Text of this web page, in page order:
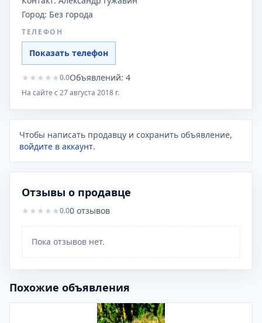
Город: Без города
ТЕЛЕФОН
Показать телефон
★ ★ ★ ★ ★0.0Объявлений: 4
На сайте с27 августа 2018 г.
Чтобы написать продавцу и сохранить объявление,
войдите в аккаунт.
Отзывы о продавце
★ ★ ★ ★ ★0.00 отзывов
Пока отзывов нет.
Похожие объявления